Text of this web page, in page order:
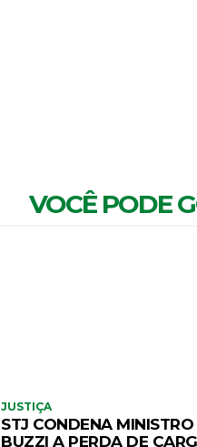
VOCÊ PODE
JUSTIÇA
STJ CONDENA
BUZZI A PERDA DE